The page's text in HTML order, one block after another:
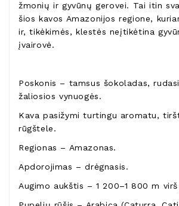
žmonių ir gyvūnų gerovei. Tai itin
šios kavos Amazonijos regione,
ir, tikėkimės, klestės neįtikėtina
įvairovė.
Poskonis – tamsus šokoladas,
žaliosios vynuogės.
Kava pasižymi turtingu aromatu,
rūgštele.
Regionas – Amazonas.
Apdorojimas – drėgnasis.
Augimo aukštis – 1 200–1 800 m